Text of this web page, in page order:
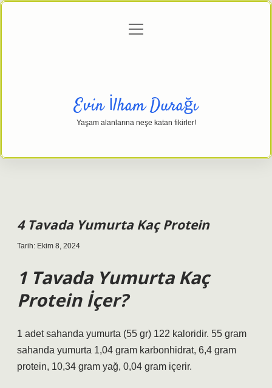
Gizlilik Politikası
menüyü
Evin İlham Durağı
Yaşam alanlarına neşe katan fikirler!
4 Tavada Yumurta Kaç Protein
Tarih: Ekim 8, 2024
1 Tavada Yumurta Kaç
Protein İçer?
1 adet sahanda yumurta (55 gr) 122 kaloridir. 55 gram
sahanda yumurta 1,04 gram karbonhidrat, 6,4 gram
protein, 10,34 gram yağ, 0,04 gram içerir.